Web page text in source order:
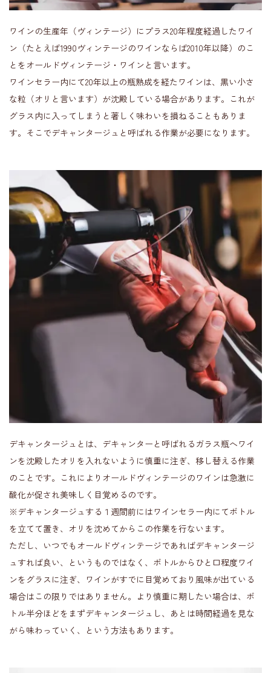
ワインの生産年（ヴィンテージ）にプラス20年程度経過したワイ
ン（たとえば1990ヴィンテージのワインならば2010年以降）のこ
とをオールドヴィンテージ・ワインと言います。
ワインセラー内にて20年以上の瓶熟成を経たワインは、黒い小さ
な粒（オリと言います）が沈殿している場合があります。これが
グラス内に入ってしまうと著しく味わいを損ねることもありま
す。そこでデキャンタージュと呼ばれる作業が必要になります。
デキャンタージュとは、デキャンターと呼ばれるガラス瓶へワイ
ンを沈殿したオリを入れないように慎重に注ぎ、移し替える作業
のことです。これによりオールドヴィンテージのワインは急激に
酸化が促され美味しく目覚めるのです。
※デキャンタージュする１週間前にはワインセラー内にてボトル
を立てて置き、オリを沈めてからこの作業を行ないます。
ただし、いつでもオールドヴィンテージであればデキャンタージ
ュすれば良い、というものではなく、ボトルからひと口程度ワイ
ンをグラスに注ぎ、ワインがすでに目覚めており風味が出ている
場合はこの限りではありません。より慎重に期したい場合は、ボ
トル半分ほどをまずデキャンタージュし、あとは時間経過を見な
がら味わっていく、という方法もあります。